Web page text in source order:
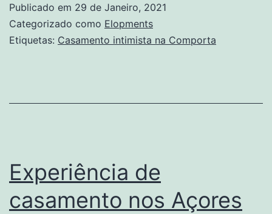
Comporta
Publicado em 29 de Janeiro, 2021
Categorizado como Elopments
Etiquetas: Casamento intimista na Comporta
Experiência de
casamento nos Açores